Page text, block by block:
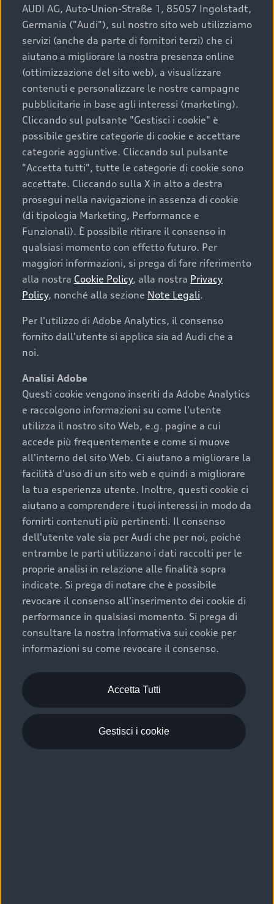
La qualità di acquistare
un’auto usata Audi
Scegliere un’auto usata è una decisione che coniuga
convenienza, affidabilità e sostenibilità. Per fare un
acquisto sicuro, è essenziale considerare aspetti
determinanti come la garanzia inclusa e l’affidabilità del
marchio. Audi offre l’auto usata perfetta tramite Audi
Prima Scelta :plus
Cosa sapere prima di
acquistare la tua prossima
auto
I requisiti fondamentali da considerare prima di
acquistare un’auto usata, oltre al prezzo e all'aspetto,
chilometraggio: un valore contenuto corrisponde a
uno stato migliore del veicolo e a una maggiore
durata nel tempo;
cronologia dei tagliandi: una documentazione
completa della vettura certifica una manutenzione
costante e accurata;
condizioni della carrozzeria e degli interni: una
buona conservazione evidenzia cura e attenzione del
precedente proprietario;
efficienza meccanica: motore, trasmissione e
componenti principali in ottimo stato garantiscono
prestazioni affidabili e sicure.
Acquistare un’auto usata in una Concessionaria ufficiale
Audi che offre l’usato garantito tramite Audi Prima
Scelta :plus, significa affidarsi ad un prodotto che viene
sottoposto a 110 controlli approfonditi e coperto da
garanzia fino a 4 anni per una maggiore tutela del tuo
acquisto.
AUDI AG, Auto-Union-Straße 1, 85057 Ingolstadt,
Germania ("Audi"), sul nostro sito web utilizziamo
servizi (anche da parte di fornitori terzi) che ci
aiutano a migliorare la nostra presenza online
(ottimizzazione del sito web), a visualizzare
contenuti e personalizzare le nostre campagne
pubblicitarie in base agli interessi (marketing).
Cliccando sul pulsante "Gestisci i cookie" è
possibile gestire categorie di cookie e accettare
categorie aggiuntive. Cliccando sul pulsante
"Accetta tutti", tutte le categorie di cookie sono
accettate. Cliccando sulla X in alto a destra
prosegui nella navigazione in assenza di cookie
(di tipologia Marketing, Performance e
Funzionali). È possibile ritirare il consenso in
qualsiasi momento con effetto futuro. Per
maggiori informazioni, si prega di fare riferimento
alla nostra Cookie Policy, alla nostra Privacy
Policy, nonché alla sezione Note Legali.
Per l'utilizzo di Adobe Analytics, il consenso
fornito dall'utente si applica sia ad Audi che a
noi.
Analisi Adobe
Questi cookie vengono inseriti da Adobe Analytics
e raccolgono informazioni su come l'utente
utilizza il nostro sito Web, e.g. pagine a cui
accede più frequentemente e come si muove
all'interno del sito Web. Ci aiutano a migliorare la
facilità d'uso di un sito web e quindi a migliorare
la tua esperienza utente. Inoltre, questi cookie ci
aiutano a comprendere i tuoi interessi in modo da
fornirti contenuti più pertinenti. Il consenso
dell'utente vale sia per Audi che per noi, poiché
entrambe le parti utilizzano i dati raccolti per le
proprie analisi in relazione alle finalità sopra
indicate. Si prega di notare che è possibile
revocare il consenso all'inserimento dei cookie di
performance in qualsiasi momento. Si prega di
consultare la nostra Informativa sui cookie per
informazioni su come revocare il consenso.
Accetta Tutti
Gestisci i cookie